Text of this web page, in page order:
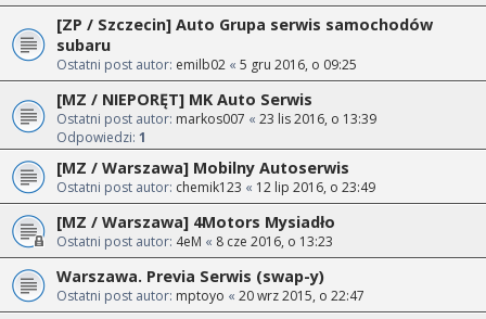
[ZP / Szczecin] Auto Grupa serwis samochodów
subaru
Ostatni post autor: emilb02 « 5 gru 2016, o 09:25
[MZ / NIEPORĘT] MK Auto Serwis
Ostatni post autor: markos007 « 23 lis 2016, o 13:39
Odpowiedzi: 1
[MZ / Warszawa] Mobilny Autoserwis
Ostatni post autor: chemik123 « 12 lip 2016, o 23:49
[MZ / Warszawa] 4Motors Mysiadło
Ostatni post autor: 4eM « 8 cze 2016, o 13:23
Warszawa. Previa Serwis (swap-y)
Ostatni post autor: mptoyo « 20 wrz 2015, o 22:47